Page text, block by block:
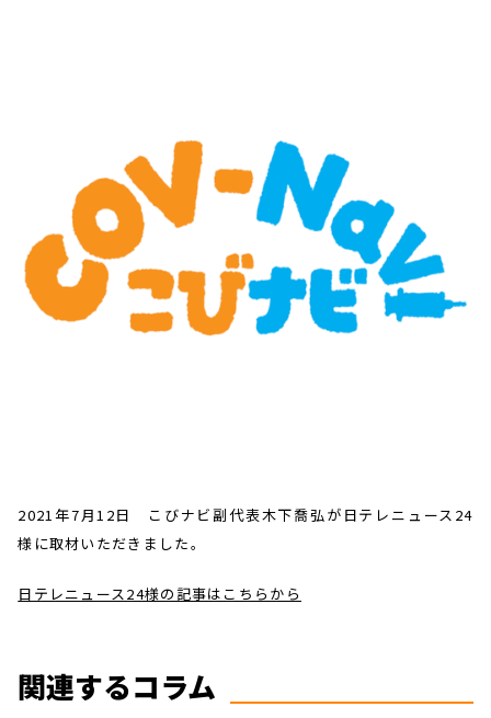
2021年7月12日 こびナビ副代表木下喬弘が日テレニュース24
様に取材いただきました。
日テレニュース24様の記事はこちらから
関連するコラム